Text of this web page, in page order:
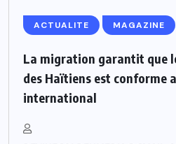
ACTUALITE MAGAZINE
La migration garantit que
des Haïtiens est conforme
international